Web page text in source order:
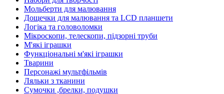
Мольберти для малювання
Дощечки для малювання та LCD планшети
Логіка та головоломки
Мікроскопи, телескопи, підзорні труби
М'які іграшки
Функціональні м'які іграшки
Тварини
Персонажі мультфільмів
Ляльки з тканини
Сумочки ,брелки, подушки